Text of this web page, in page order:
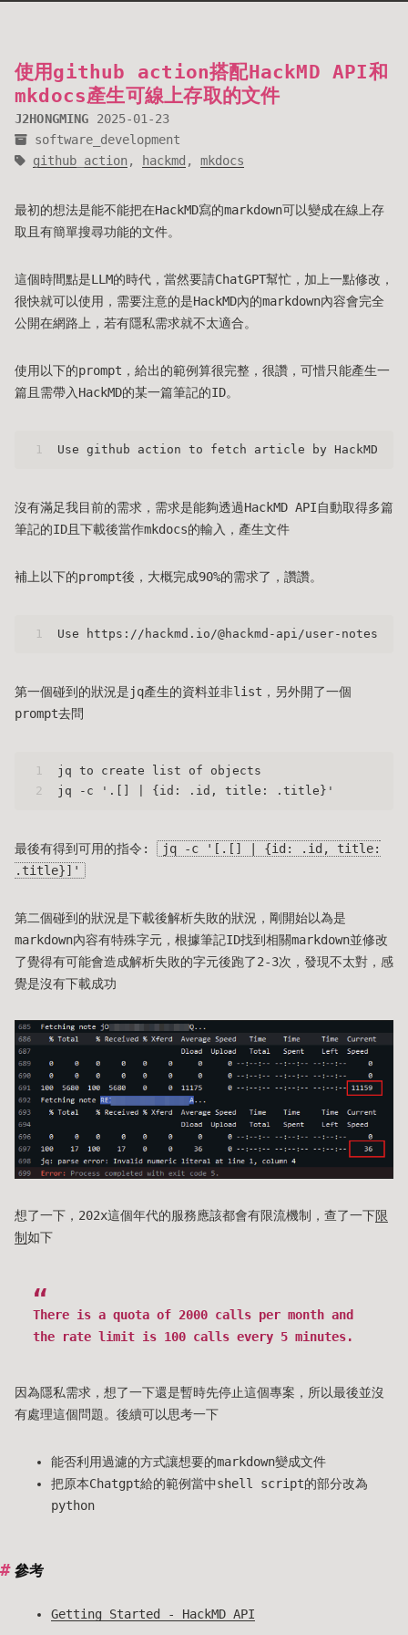
使用github action搭配HackMD API和
mkdocs產生可線上存取的文件
J2HONGMING
2025-01-23
software_development
github_action, hackmd , mkdocs
最初的想法是能不能把在HackMD寫的markdown可以變成在線上存
取且有簡單搜尋功能的文件。
這個時間點是LLM的時代，當然要請ChatGPT幫忙，加上一點修改，
很快就可以使用，需要注意的是HackMD內的markdown內容會完全
公開在網路上，若有隱私需求就不太適合。
使用以下的prompt，給出的範例算很完整，很讚，可惜只能產生一
篇且需帶入HackMD的某一篇筆記的ID。
1 Use github action to fetch article by HackMD
沒有滿足我目前的需求，需求是能夠透過HackMD API自動取得多篇
筆記的ID且下載後當作mkdocs的輸入，產生文件
補上以下的prompt後，大概完成90%的需求了，讚讚。
1 Use https://hackmd.io/@hackmd-api/user-notes-
第一個碰到的狀況是jq產生的資料並非list，另外開了一個
prompt去問
1
2
jq to create list of objects
jq -c '.[] | {id: .id, title: .title}'
最後有得到可用的指令:
jq -c '[.[] | {id: .id, title:
.title}]'
第二個碰到的狀況是下載後解析失敗的狀況，剛開始以為是
markdown內容有特殊字元，根據筆記ID找到相關markdown並修改
了覺得有可能會造成解析失敗的字元後跑了2-3次，發現不太對，感
覺是沒有下載成功
想了一下，202x這個年代的服務應該都會有限流機制，查了一下限
制如下
There is a quota of 2000 calls per month and
the rate limit is 100 calls every 5 minutes.
因為隱私需求，想了一下還是暫時先停止這個專案，所以最後並沒
有處理這個問題。後續可以思考一下
能否利用過濾的方式讓想要的markdown變成文件
把原本Chatgpt給的範例當中shell script的部分改為
python
參考
Getting Started - HackMD API